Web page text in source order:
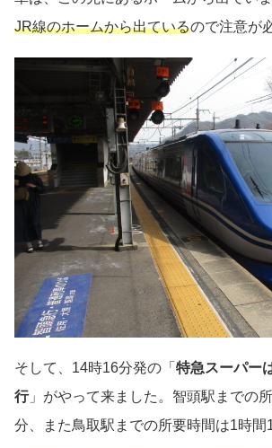
JR線のホームから出ているので注意が
そして、14時16分発の「 特急スーパー
行」がやって来ました。智頭駅までの
分、また鳥取駅までの所要時間は1時間